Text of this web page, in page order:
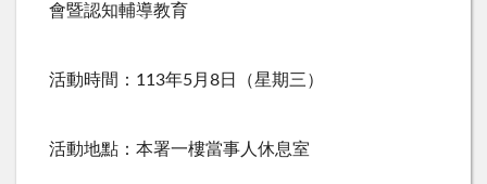
會暨認知輔導教育
活動時間： 113年5月 8日（星期三）
活動地點：本署一樓當事人休息室